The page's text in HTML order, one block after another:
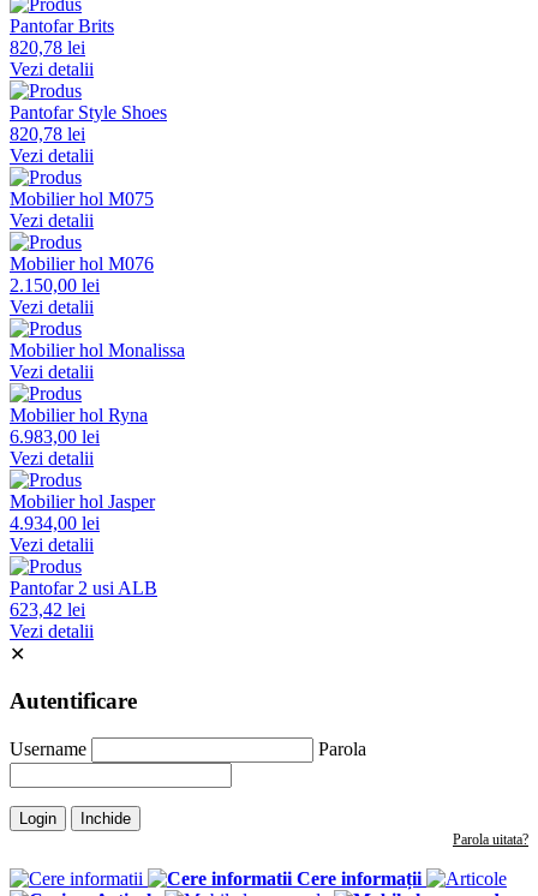
Pantofar Brits
820,78 lei
Vezi detalii
Pantofar Style Shoes
820,78 lei
Vezi detalii
Mobilier hol M075
Vezi detalii
Mobilier hol M076
2.150,00 lei
Vezi detalii
Mobilier hol Monalissa
Vezi detalii
Mobilier hol Ryna
6.983,00 lei
Vezi detalii
Mobilier hol Jasper
4.934,00 lei
Vezi detalii
Pantofar 2 usi ALB
623,42 lei
Vezi detalii
✕
Autentificare
Username Parola
Login Inchide
Parola uitata?
Cere informații